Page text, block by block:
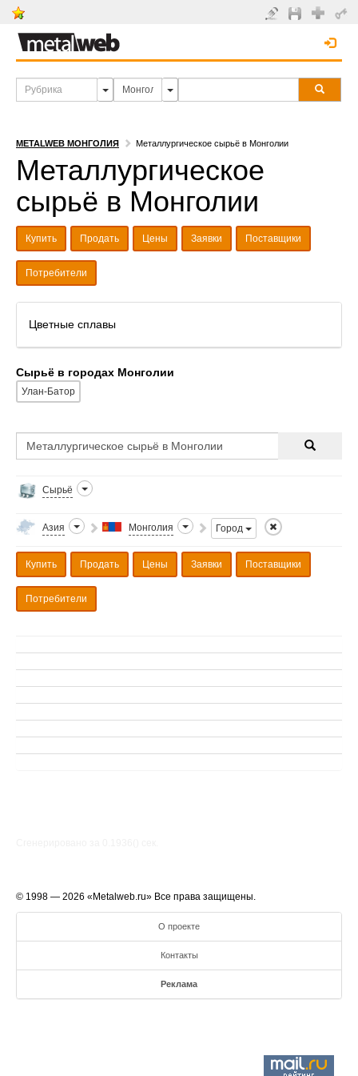
METALWEB МОНГОЛИЯ Металлургическое сырьё в Монголии
Металлургическое
сырьё в Монголии
Купить Продать Цены Заявки Поставщики
Потребители
Цветные сплавы
Сырьё в городах Монголии
Улан-Батор
Сырьё
Азия Монголия Город
Купить Продать Цены Заявки Поставщики
Потребители
© 1998 — 2026 «Metalweb.ru» Все права защищены.
О проекте
Контакты
Реклама